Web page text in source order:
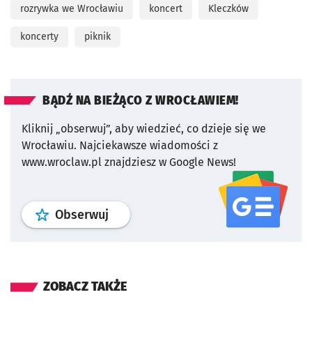
rozrywka we Wrocławiu koncert Kleczków
koncerty piknik
BĄDŹ NA BIEŻĄCO Z WROCŁAWIEM!
Kliknij „obserwuj”, aby wiedzieć, co dzieje się we
Wrocławiu. Najciekawsze wiadomości z
www.wroclaw.pl znajdziesz w Google News!
Obserwuj profil serwisu
ZOBACZ TAKŻE